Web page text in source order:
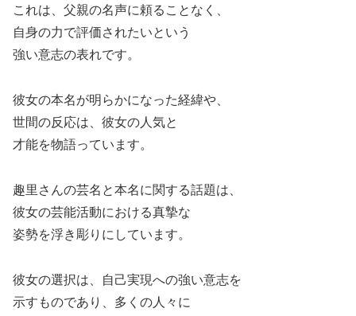
これは、父親の名声に頼ることなく、
自身の力で評価されたいという
強い意志の表れです。
彼女の本名が明らかになった経緯や、
世間の反応は、彼女の人気と
才能を物語っています。
趣里さんの芸名と本名に関する話題は、
彼女の芸能活動における真摯な
姿勢を浮き彫りにしています。
彼女の選択は、自己実現への強い意志を
示すものであり、多くの人々に